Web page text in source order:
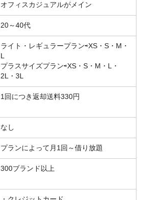
オフィスカジュアルがメイン
20～40代
ライト・レギュラープラン⇨XS・S・M・
プラスサイズプラン⇨XS・S・M・L・
2L・3L
1回につき返却送料330円
なし
プランによって月1回～借り放題
300ブランド以上